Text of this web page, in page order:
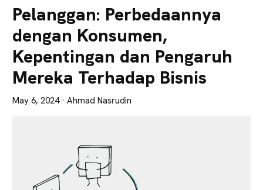
Tajam
Pelanggan: Perbedaannya
dengan Konsumen,
Kepentingan dan Pengaruh
Mereka Terhadap Bisnis
May 6, 2024· Ahmad Nasrudin